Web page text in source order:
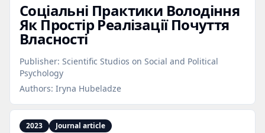
Соціальні Практики Володіння
Як Простір Реалізації Почуття
Власності
Publisher: Scientific Studios on Social and Political
Psychology
Authors: Iryna Hubeladze
2023 Journal article